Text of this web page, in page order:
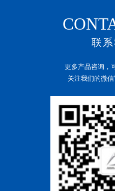
联
更多产品咨询，
关注我们的微